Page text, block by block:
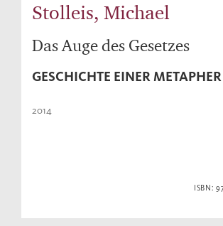
Stolleis, Michael
Das Auge des Gesetzes
GESCHICHTE EINER METAPHER
2014
ISBN: